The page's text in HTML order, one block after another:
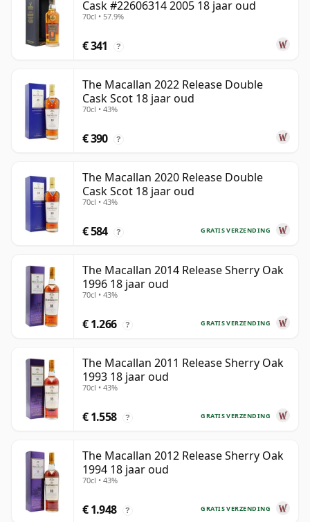
Cask #22606314 2005 18 jaar oud
70cl • 57.9%
€ 341 ?
The Macallan 2022 Release Double
Cask Scot 18 jaar oud
70cl • 43%
€ 390 ?
The Macallan 2020 Release Double
Cask Scot 18 jaar oud
70cl • 43%
GRATIS VERZENDING
€ 584 ?
The Macallan 2014 Release Sherry Oak
1996 18 jaar oud
70cl • 43%
GRATIS VERZENDING
€ 1.266 ?
The Macallan 2011 Release Sherry Oak
1993 18 jaar oud
70cl • 43%
GRATIS VERZENDING
€ 1.558 ?
The Macallan 2012 Release Sherry Oak
1994 18 jaar oud
70cl • 43%
GRATIS VERZENDING
€ 1.948 ?